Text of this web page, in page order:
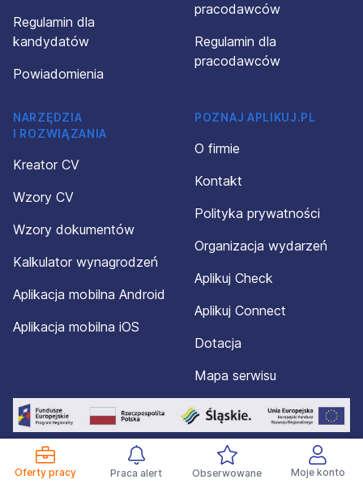
Oferty pracy Praca alert Obserwowane Moje konto
Regulamin dla
kandydatów
Powiadomienia
pracodawców
Regulamin dla
pracodawców
NARZĘDZIA
I ROZWIĄZANIA
Kreator CV
Wzory CV
Wzory dokumentów
Kalkulator wynagrodzeń
Aplikacja mobilna Android
Aplikacja mobilna iOS
POZNAJ APLIKUJ.PL
O firmie
Kontakt
Polityka prywatności
Organizacja wydarzeń
Aplikuj Check
Aplikuj Connect
Dotacja
Mapa serwisu
© 2012-2026 Aplikuj.pl®. Wszelkie prawa zastrzeżone.